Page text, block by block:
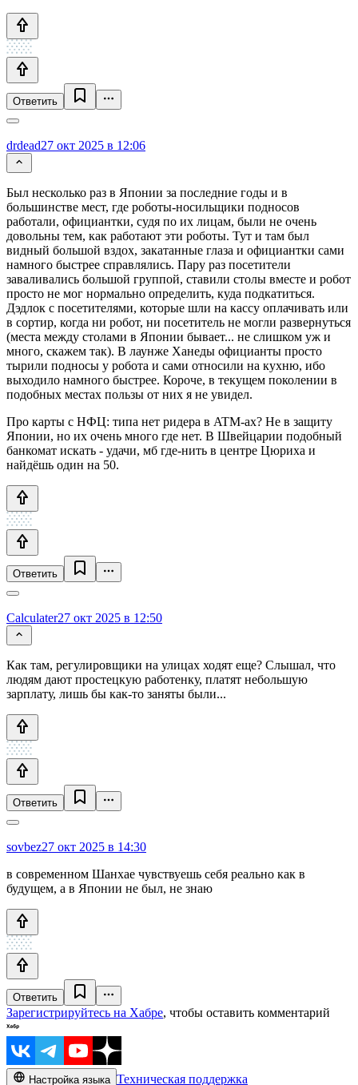
Ответить
drdead27 окт 2025 в 12:06
Был несколько раз в Японии за последние годы и в
большинстве мест, где роботы-носильщики подносов
работали, официантки, судя по их лицам, были не очень
довольны тем, как работают эти роботы. Тут и там был
видный большой вздох, закатанные глаза и официантки сами
намного быстрее справлялись. Пару раз посетители
заваливались большой группой, ставили столы вместе и робот
просто не мог нормально определить, куда подкатиться.
Дэдлок с посетителями, которые шли на кассу оплачивать или
в сортир, когда ни робот, ни посетитель не могли развернуться
(места между столами в Японии бывает... не слишком уж и
много, скажем так). В лаунже Ханеды официанты просто
тырили подносы у робота и сами относили на кухню, ибо
выходило намного быстрее. Короче, в текущем поколении в
подобных местах пользы от них я не увидел.
Про карты с НФЦ: типа нет ридера в ATM-ах? Не в защиту
Японии, но их очень много где нет. В Швейцарии подобный
банкомат искать - удачи, мб где-нить в центре Цюриха и
найдёшь один на 50.
Ответить
Calculater27 окт 2025 в 12:50
Как там, регулировщики на улицах ходят еще? Слышал, что
людям дают простецкую работенку, платят небольшую
зарплату, лишь бы как-то заняты были...
Ответить
sovbez27 окт 2025 в 14:30
в современном Шанхае чувствуешь себя реально как в
будущем, а в Японии не был, не знаю
Ответить
Зарегистрируйтесь на Хабре, чтобы оставить комментарий
Настройка языка Техническая поддержка